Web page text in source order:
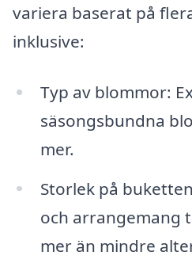
variera baserat på
inklusive:
Typ av blommor:
säsongsbundna
mer.
Storlek på
och arrangemang
mer än mindre